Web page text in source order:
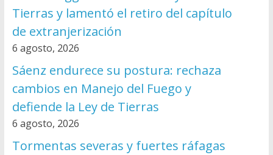
Tierras y lamentó el retiro del capítulo
de extranjerización
6 agosto, 2026
Sáenz endurece su postura: rechaza
cambios en Manejo del Fuego y
defiende la Ley de Tierras
6 agosto, 2026
Tormentas severas y fuertes ráfagas